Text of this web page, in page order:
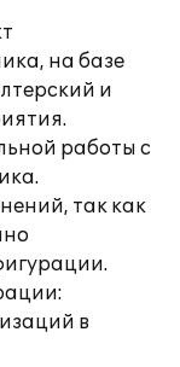
на базе
и
работы с
так как
в